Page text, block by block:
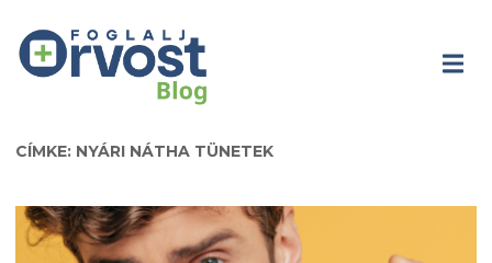
CÍMKE: NYÁRI NÁTHA TÜNETEK